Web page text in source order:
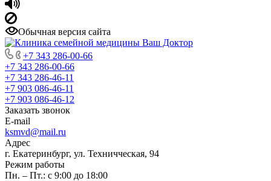
Обычная версия сайта
+7 343 286-00-66
+7 343 286-00-66
+7 343 286-46-11
+7 903 086-46-11
+7 903 086-46-12
Заказать звонок
E-mail
ksmvd@mail.ru
Адрес
г. Екатеринбург, ул. Техничческая, 94
Режим работы
Пн. – Пт.: с 9:00 до 18:00